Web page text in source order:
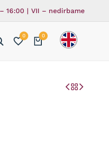
16:00 | VII – nedirbame
0 0